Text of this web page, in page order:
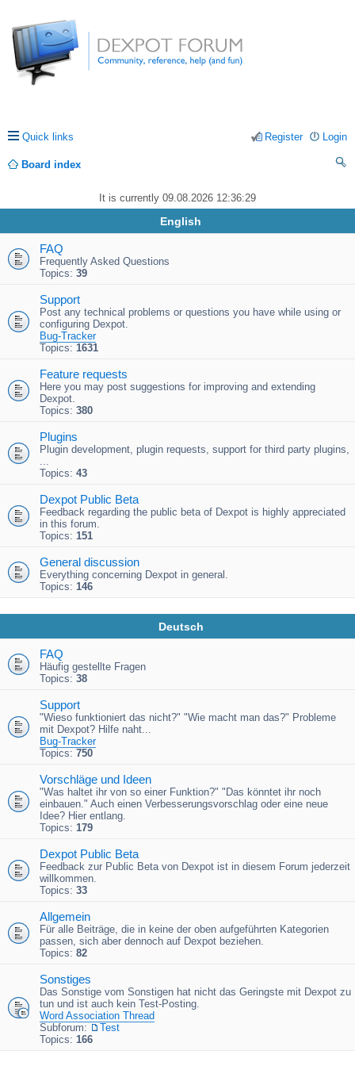
Quick links Login
Register
Board index
rc
h
It is currently 09.08.2026 12:36:29
English
FAQ
Frequently Asked Questions
Topics: 39
Support
Post any technical problems or questions you have while using or
configuring Dexpot.
Bug-Tracker
Topics: 1631
Feature requests
Here you may post suggestions for improving and extending
Dexpot.
Topics: 380
Plugins
Plugin development, plugin requests, support for third party plugins,
...
Topics: 43
Dexpot Public Beta
Feedback regarding the public beta of Dexpot is highly appreciated
in this forum.
Topics: 151
General discussion
Everything concerning Dexpot in general.
Topics: 146
Deutsch
FAQ
Häufig gestellte Fragen
Topics: 38
Support
"Wieso funktioniert das nicht?" "Wie macht man das?" Probleme
mit Dexpot? Hilfe naht...
Bug-Tracker
Topics: 750
Vorschläge und Ideen
"Was haltet ihr von so einer Funktion?" "Das könntet ihr noch
einbauen." Auch einen Verbesserungsvorschlag oder eine neue
Idee? Hier entlang.
Topics: 179
Dexpot Public Beta
Feedback zur Public Beta von Dexpot ist in diesem Forum jederzeit
willkommen.
Topics: 33
Allgemein
Für alle Beiträge, die in keine der oben aufgeführten Kategorien
passen, sich aber dennoch auf Dexpot beziehen.
Topics: 82
Sonstiges
Das Sonstige vom Sonstigen hat nicht das Geringste mit Dexpot zu
tun und ist auch kein Test-Posting.
Word Association Thread
Subforum:
Test
Topics: 166